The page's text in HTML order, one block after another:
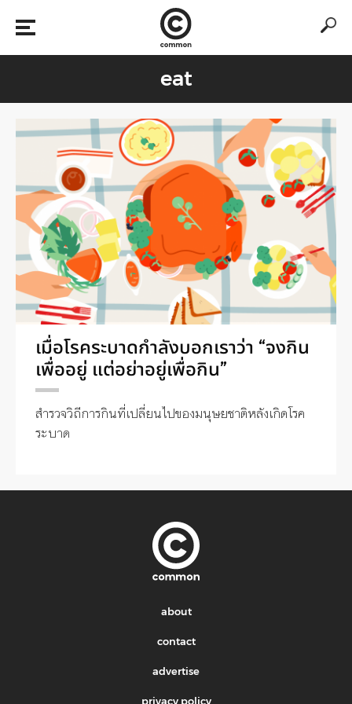
eat
เมื่อโรคระบาดกำลังบอกเราว่า “จงกิน
เพื่ออยู่ แต่อย่าอยู่เพื่อกิน”
สำรวจวิถีการกินที่เปลี่ยนไปของมนุษยชาติหลังเกิดโรค
ระบาด
about
contact
advertise
privacy policy